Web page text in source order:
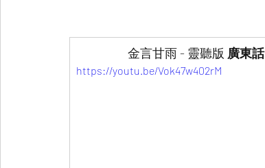
金言甘雨 - 靈聽版 廣東話
https://youtu.be/Vok47w402rM